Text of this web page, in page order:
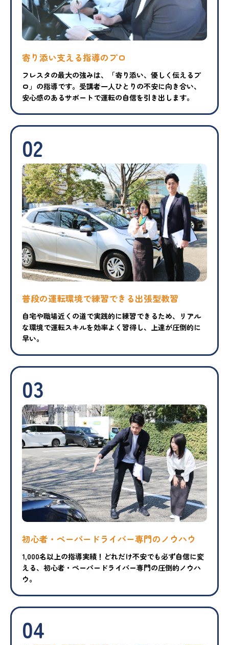
寄り添い支える指導のプロ
フレスタの最大の強みは、「寄り添い、優しく伝えるプ
ロ」の指導です。受講者一人ひとりの不安に向き合い、
安心感のあるサポートで運転の自信を引き出します。
02
普段の運転環境で練習できる出張型教習
自宅や職場近くの道で実践的に練習できるため、リアル
な環境で運転スキルを効率よく習得し、上達が圧倒的に
早い。
03
初心者・ペーパードライバー専門のノウハウ
1,000名以上の指導実績！どれだけ不安でも必ず自信に変
える、初心者・ペーパードライバー専門の圧倒的ノウハ
ウ。
04